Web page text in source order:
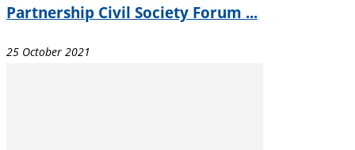
Partnership Civil Society Forum ...
25 October 2021